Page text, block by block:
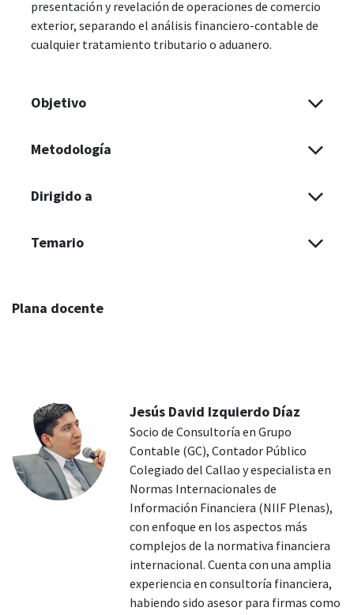
presentación y revelación de operaciones de comercio
exterior, separando el análisis financiero-contable de
cualquier tratamiento tributario o aduanero.
Objetivo
Metodología
Dirigido a
Temario
Plana docente
Jesús David Izquierdo Díaz
Socio de Consultoría en Grupo
Contable (GC), Contador Público
Colegiado del Callao y especialista en
Normas Internacionales de
Información Financiera (NIIF Plenas),
con enfoque en los aspectos más
complejos de la normativa financiera
internacional. Cuenta con una amplia
experiencia en consultoría financiera,
habiendo sido asesor para firmas como